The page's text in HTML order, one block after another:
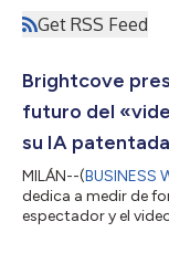
Get RSS Feed
Brightcove
futuro del
su IA
MILÁN--(BUSINESS
dedica a medir de
espectador y el